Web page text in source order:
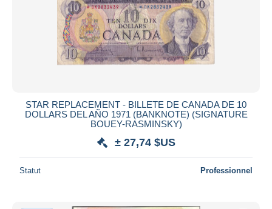
Appliquer
STAR REPLACEMENT - BILLETE DE CANADA DE 10
DOLLARS DEL AÑO 1971 (BANKNOTE) (SIGNATURE
BOUEY-RASMINSKY)
± 27,74 $US
Statut Professionnel